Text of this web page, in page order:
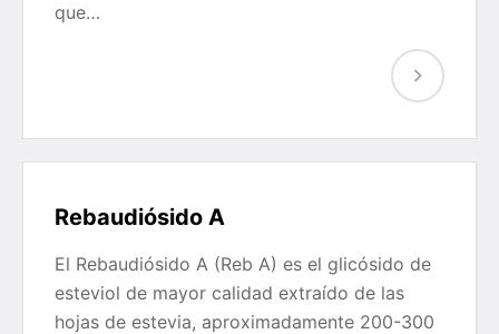
que…
Rebaudiósido A
El Rebaudiósido A (Reb A) es el glicósido de
esteviol de mayor calidad extraído de las
hojas de estevia, aproximadamente 200-300